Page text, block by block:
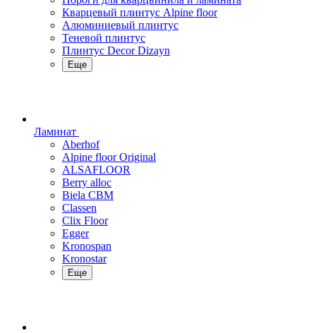
Кварцевый плинтус Alpine floor
Алюминиевый плинтус
Теневой плинтус
Плинтус Decor Dizayn
Еще
Ламинат
Aberhof
Alpine floor Original
ALSAFLOOR
Berry alloc
Biela CBM
Classen
Clix Floor
Egger
Kronospan
Kronostar
Еще